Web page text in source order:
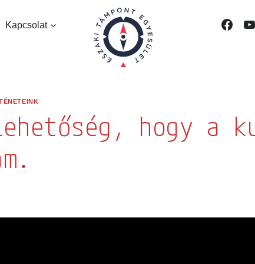
Kapcsolat
hogy a
híreinkről, filmjeinkről és társadalmi